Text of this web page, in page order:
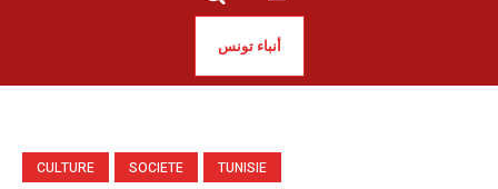
أنباء تونس
CULTURE SOCIETE TUNISIE